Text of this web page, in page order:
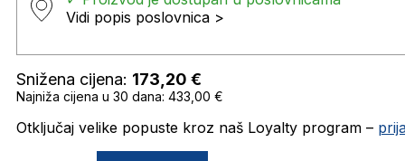
Vidi popis poslovnica >
Snižena cijena: 173,20 €
Najniža cijena u 30 dana: 433,00 €
Otključaj velike popuste kroz naš Loyalty program –